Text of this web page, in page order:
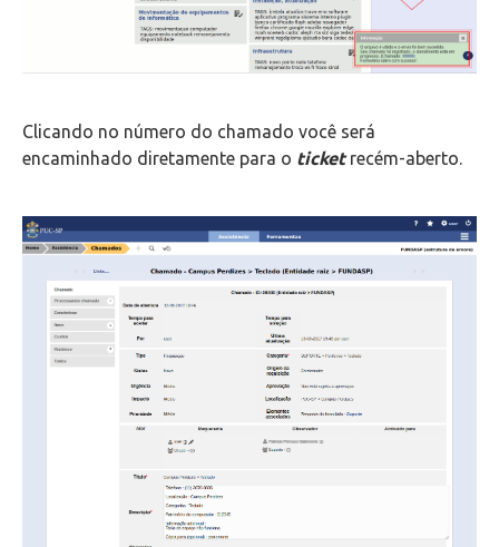
Clicando no número do chamado você será
encaminhado diretamente para o ticketrecém-aberto.